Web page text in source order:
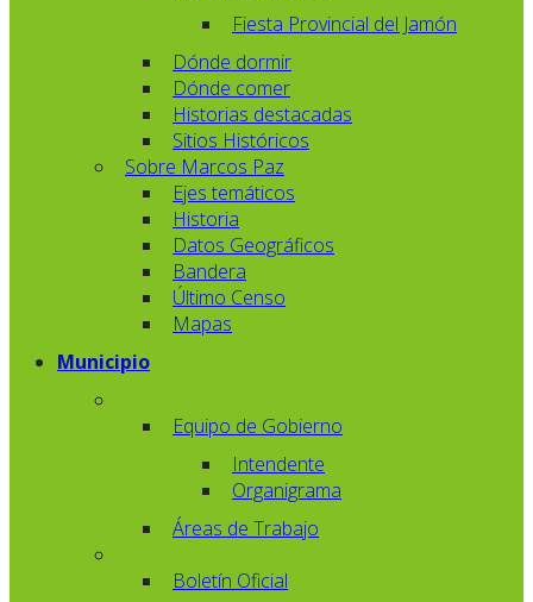
Fiesta Provincial del Jamón
Dónde dormir
Dónde comer
Historias destacadas
Sitios Históricos
Sobre Marcos Paz
Ejes temáticos
Historia
Datos Geográficos
Bandera
Último Censo
Mapas
Municipio
Equipo de Gobierno
Intendente
Organigrama
Áreas de Trabajo
Boletín Oficial